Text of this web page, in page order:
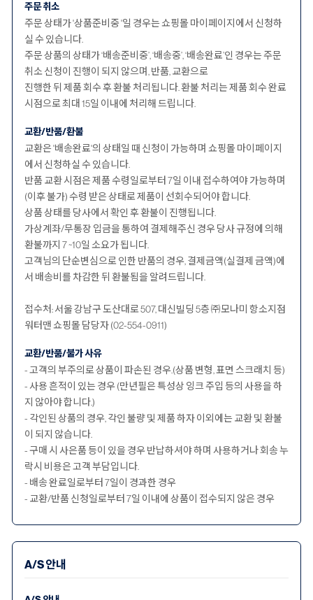
주문 취소
주문 상태가 '상품준비중 '일 경우는 쇼핑몰 마이페이지에서 신청하
실 수 있습니다.
주문 상품의 상태가 ‘배송준비중’, ‘배송중’, ‘배송완료’인 경우는 주문
취소 신청이 진행이 되지 않으며, 반품, 교환으로
진행한 뒤 제품 회수 후 환불 처리됩니다. 환불 처리는 제품 회수 완료
시점으로 최대 15일 이내에 처리해 드립니다.
교환/반품/환불
교환은 '배송완료'의 상태일 때 신청이 가능하며 쇼핑몰 마이페이지
에서 신청하실 수 있습니다.
반품 교환 시점은 제품 수령일로부터 7일 이내 접수하여야 가능하며
(이후 불가) 수령 받은 상태로 제품이 선회수되어야 합니다.
상품 상태를 당사에서 확인 후 환불이 진행됩니다.
가상계좌/무통장 입금을 통하여 결제해주신 경우 당사 규정에 의해
환불까지 7 ~10일 소요가 됩니다.
고객님의 단순변심으로 인한 반품의 경우, 결제금액(실결제 금액)에
서 배송비를 차감한 뒤 환불됨을 알려드립니다.
접수처: 서울 강남구 도산대로 507, 대신빌딩 5층 ㈜모나미 항소지점
워터맨 쇼핑몰 담당자 (02-554-0911)
교환/반품/불가 사유
- 고객의 부주의로 상품이 파손된 경우.(상품 변형, 표면 스크래치 등)
- 사용 흔적이 있는 경우 (만년필은 특성상 잉크 주입 등의 사용을 하
지 않아야 합니다.)
- 각인된 상품의 경우, 각인 불량 및 제품 하자 이외에는 교환 및 환불
이 되지 않습니다.
- 구매 시 사은품 등이 있을 경우 반납하셔야 하며 사용하거나 회송 누
락시 비용은 고객 부담입니다.
- 배송 완료일로부터 7일이 경과한 경우
- 교환/반품 신청일로부터 7일 이내에 상품이 접수되지 않은 경우
A/S 안내